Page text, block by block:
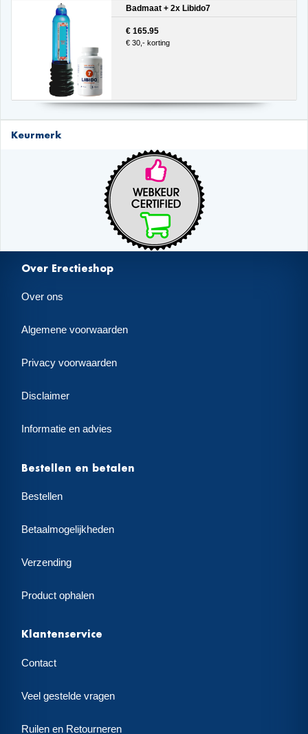
Badmaat + 2x Libido7
€ 165.95
€ 30,- korting
Keurmerk
Over Erectieshop
Over ons
Algemene voorwaarden
Privacy voorwaarden
Disclaimer
Informatie en advies
Bestellen en betalen
Bestellen
Betaalmogelijkheden
Verzending
Product ophalen
Klantenservice
Contact
Veel gestelde vragen
Ruilen en Retourneren